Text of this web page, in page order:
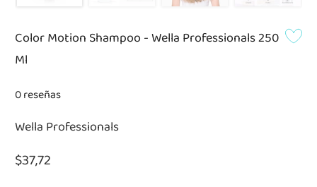
Color Motion Shampoo - Wella Professionals 250
Ml
0 reseñas
Wella Professionals
$37,72